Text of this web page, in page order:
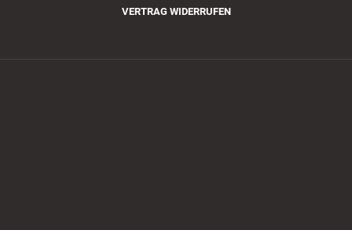
VERTRAG WIDERRUFEN